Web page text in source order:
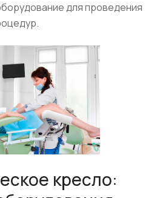
для проведения
кресло: